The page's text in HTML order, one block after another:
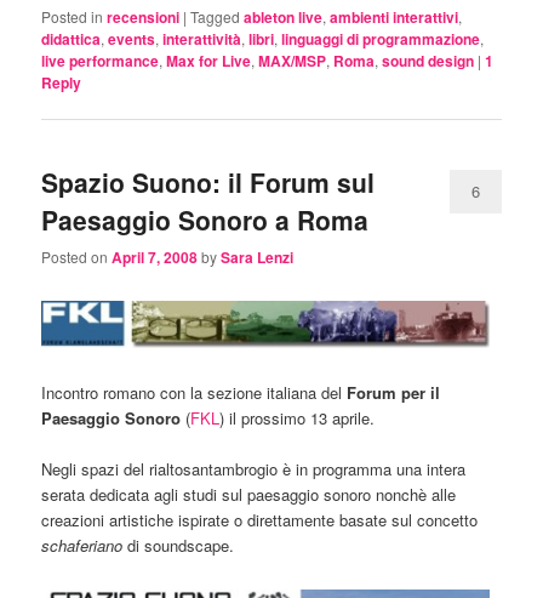
Posted in recensioni |Tagged ableton live,ambienti interattivi,
didattica,events,interattività,libri,linguaggi di programmazione,
live performance,Max for Live,MAX/MSP, Roma,sound design |1
Reply
Spazio Suono: il Forum sul
Paesaggio Sonoro a Roma
Posted onApril 7, 2008bySara Lenzi
6
Incontro romano con la sezione italiana del Forum per il
Paesaggio Sonoro (FKL) il prossimo 13 aprile.
Negli spazi del rialtosantambrogio è in programma una intera
serata dedicata agli studi sul paesaggio sonoro nonchè alle
creazioni artistiche ispirate o direttamente basate sul concetto
schaferiano di soundscape.